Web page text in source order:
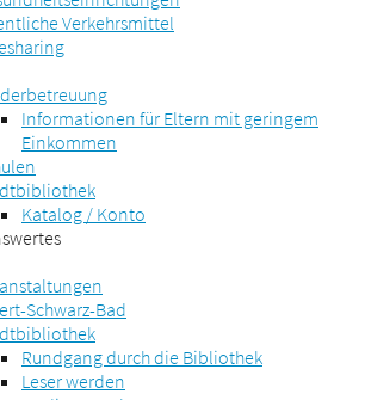
Verkehrsmittel
Informationen für Eltern mit geringem
Einkommen
Katalog / Konto
Schwarz-Bad
Rundgang durch die Bibliothek
Leser werden